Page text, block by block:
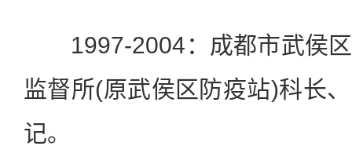
1997-2004：成都市武侯区
监督所(原武侯区防疫站)科长
记。